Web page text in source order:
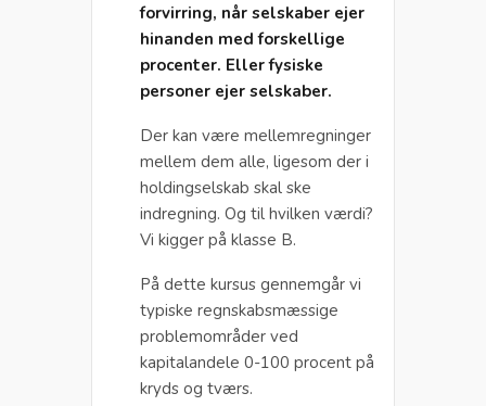
forvirring, når selskaber ejer
hinanden med forskellige
procenter. Eller fysiske
personer ejer selskaber.
Der kan være mellemregninger
mellem dem alle, ligesom der i
holdingselskab skal ske
indregning. Og til hvilken værdi?
Vi kigger på klasse B.
På dette kursus gennemgår vi
typiske regnskabsmæssige
problemområder ved
kapitalandele 0-100 procent på
kryds og tværs.